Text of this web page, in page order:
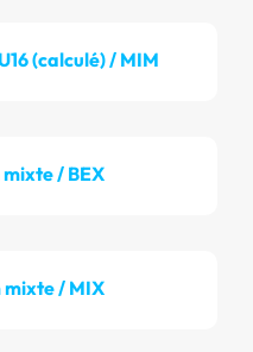
(calculé) / MIM
/ BEX
mixte / MIX